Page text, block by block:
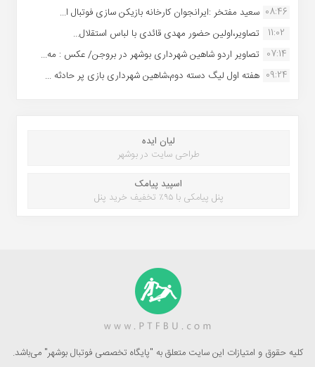
08:46 سعید مفتخر :ایرانجوان کارخانه بازیکن سازی فوتبال ا...
11:02
تصاویر،اولین حضور مهدی قائدی با لباس استقلال...
07:14 تصاویر اردو شاهین شهرداری بوشهر در بروجن/ عکس : مه...
09:24 هفته اول لیگ دسته دوم،شاهین شهرداری بازی پر حادثه ...
لیان ایده
طراحی سایت در بوشهر
اسپید پیامک
پنل پیامکی با ۹۵٪ تخفیف خرید پنل
کلیه حقوق و امتیازات این سایت متعلق به "پایگاه تخصصی فوتبال بوشهر" می‌باشد.